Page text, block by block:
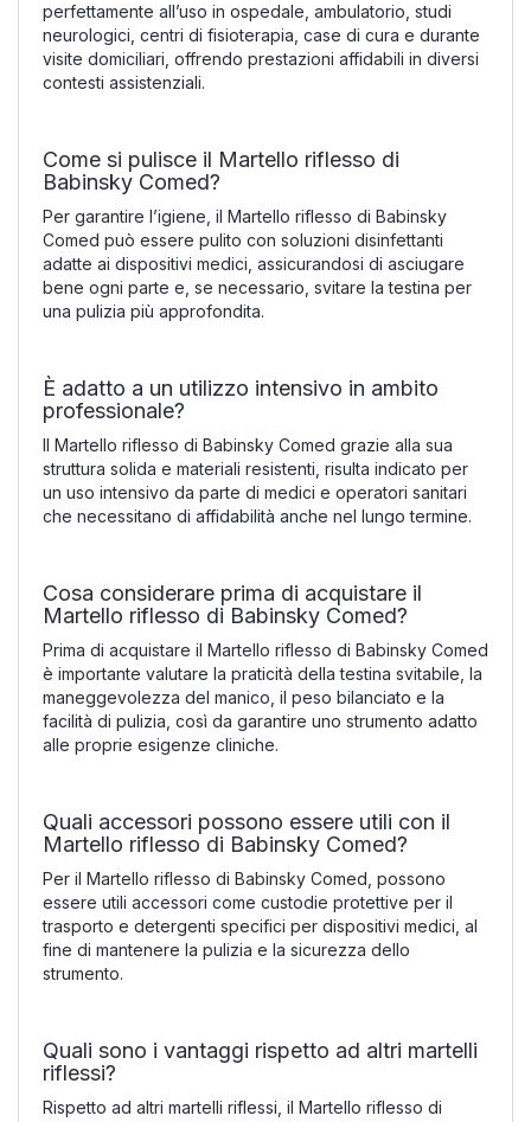
perfettamente all’uso in ospedale, ambulatorio, studi
neurologici, centri di fisioterapia, case di cura e durante
visite domiciliari, offrendo prestazioni affidabili in diversi
contesti assistenziali.
Come si pulisce il Martello riflesso di
Babinsky Comed?
Per garantire l’igiene, il Martello riflesso di Babinsky
Comed può essere pulito con soluzioni disinfettanti
adatte ai dispositivi medici, assicurandosi di asciugare
bene ogni parte e, se necessario, svitare la testina per
una pulizia più approfondita.
È adatto a un utilizzo intensivo in ambito
professionale?
Il Martello riflesso di Babinsky Comed grazie alla sua
struttura solida e materiali resistenti, risulta indicato per
un uso intensivo da parte di medici e operatori sanitari
che necessitano di affidabilità anche nel lungo termine.
Cosa considerare prima di acquistare il
Martello riflesso di Babinsky Comed?
Prima di acquistare il Martello riflesso di Babinsky Comed
è importante valutare la praticità della testina svitabile, la
maneggevolezza del manico, il peso bilanciato e la
facilità di pulizia, così da garantire uno strumento adatto
alle proprie esigenze cliniche.
Quali accessori possono essere utili con il
Martello riflesso di Babinsky Comed?
Per il Martello riflesso di Babinsky Comed, possono
essere utili accessori come custodie protettive per il
trasporto e detergenti specifici per dispositivi medici, al
fine di mantenere la pulizia e la sicurezza dello
strumento.
Quali sono i vantaggi rispetto ad altri martelli
riflessi?
Rispetto ad altri martelli riflessi, il Martello riflesso di